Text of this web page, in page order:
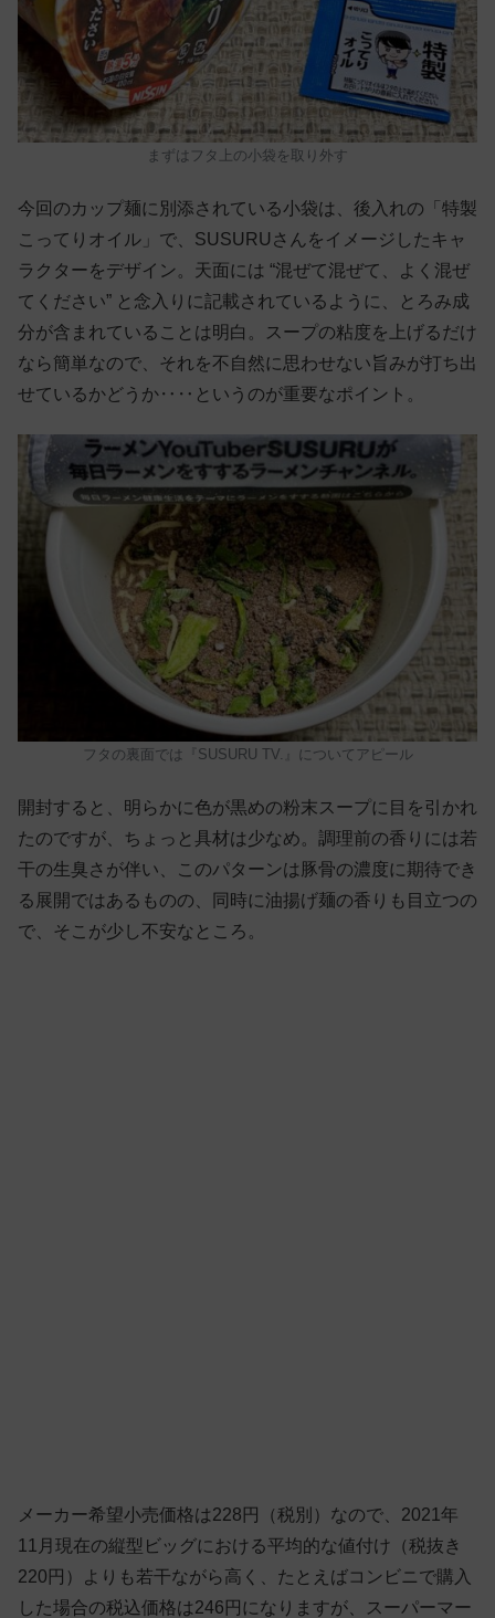
まずはフタ上の小袋を取り外す
今回のカップ麺に別添されている小袋は、後入れの「特製
こってりオイル」で、SUSURUさんをイメージしたキャ
ラクターをデザイン。天面には “混ぜて混ぜて、よく混ぜ
てください” と念入りに記載されているように、とろみ成
分が含まれていることは明白。スープの粘度を上げるだけ
なら簡単なので、それを不自然に思わせない旨みが打ち出
せているかどうか‥‥というのが重要なポイント。
フタの裏面では 『SUSURU TV.』についてアピール
開封すると、明らかに色が黒めの粉末スープに目を引かれ
たのですが、ちょっと具材は少なめ。調理前の香りには若
干の生臭さが伴い、このパターンは豚骨の濃度に期待でき
る展開ではあるものの、同時に油揚げ麺の香りも目立つの
で、そこが少し不安なところ。
メーカー希望小売価格は228円（税別）なので、2021年
11月現在の縦型ビッグにおける平均的な値付け（税抜き
220円）よりも若干ながら高く、たとえばコンビニで購入
した場合の税込価格は246円になりますが、スーパーマー